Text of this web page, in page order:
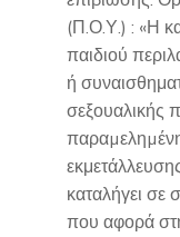
(Π.Ο.Υ.) : «Η
παιδιού
ή
σεξουαλικής
καταλήγει σε
που αφορά